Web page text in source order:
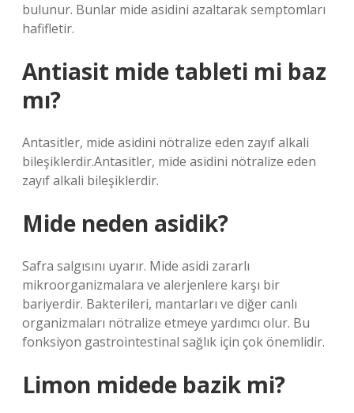
bulunur. Bunlar mide asidini azaltarak semptomları
hafifletir.
Antiasit mide tableti mi baz
mı?
Antasitler, mide asidini nötralize eden zayıf alkali
bileşiklerdir.Antasitler, mide asidini nötralize eden
zayıf alkali bileşiklerdir.
Mide neden asidik?
Safra salgısını uyarır. Mide asidi zararlı
mikroorganizmalara ve alerjenlere karşı bir
bariyerdir. Bakterileri, mantarları ve diğer canlı
organizmaları nötralize etmeye yardımcı olur. Bu
fonksiyon gastrointestinal sağlık için çok önemlidir.
Limon midede bazik mi?